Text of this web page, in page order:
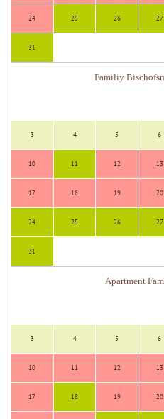
24 25 26 27
31
Familiy
3 4 5 6
10 11 12 13
17 18 19 20
24 25 26 27
31
Apartment
3 4 5 6
10 11 12 13
17 18 19 20